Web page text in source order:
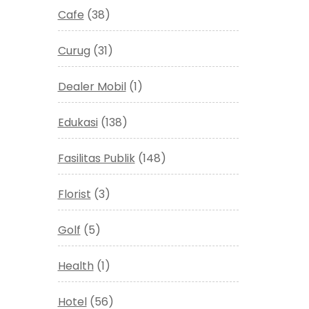
Cafe (38)
Curug (31)
Dealer Mobil(1)
Edukasi(138)
Fasilitas Publik(148)
Florist (3)
Golf (5)
Health (1)
Hotel(56)